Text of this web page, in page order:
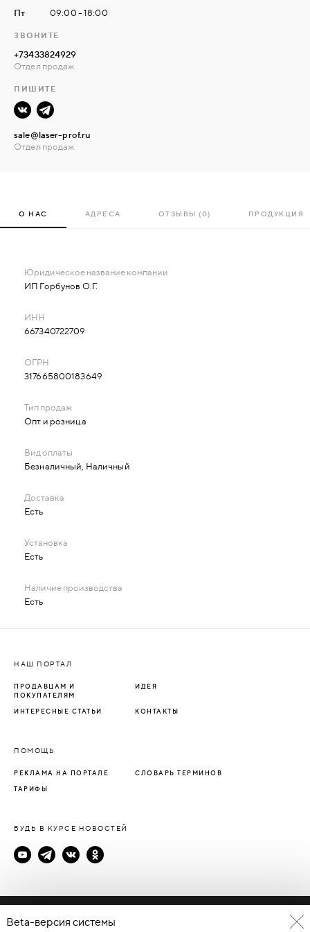
Пт
09:00 - 18:00
ЗВОНИТЕ
+73433824929
Отдел продаж
ПИШИТЕ
sale@laser-prof.ru
Отдел продаж
О НАС АДРЕСА ОТЗЫВЫ (0) ПРОДУКЦИЯ
ИП Горбунов О.Г.
667340722709
317665800183649
Опт и розница
Безналичный, Наличный
Есть
Есть
Есть
НАШ ПОРТАЛ
ПРОДАВЦАМ И
ПОКУПАТЕЛЯМ
ИДЕЯ
ИНТЕРЕСНЫЕ СТАТЬИ КОНТАКТЫ
ПОМОЩЬ
РЕКЛАМА НА ПОРТАЛЕ СЛОВАРЬ ТЕРМИНОВ
ТАРИФЫ
БУДЬ В КУРСЕ НОВОСТЕЙ
Политика конфиденциальности
Beta-версия системы